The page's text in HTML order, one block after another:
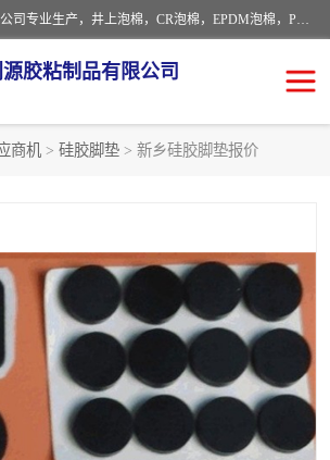
深圳市利源胶粘制品有限公司专业生产，井上泡棉，CR泡棉，EPDM泡棉，PORON泡棉厚度剖切，公差正负0.1mm，硅胶条，脚垫，异形一次成型，雕刻EVA海绵；包装材料:精密仪器、医疗器具、运输时缓冲、防震材料。建筑:住房装潢材料、房屋门窗密封；轻便、强韧性：轻便并且具有较强的韧性，良好的耐油性与耐溶剂性。隔热性：导热性低具有优越的保温性，具有的回弹性。
胶粘制品有限公司
商机 > 硅胶脚垫 > 新乡硅胶脚垫报价
硅胶脚垫